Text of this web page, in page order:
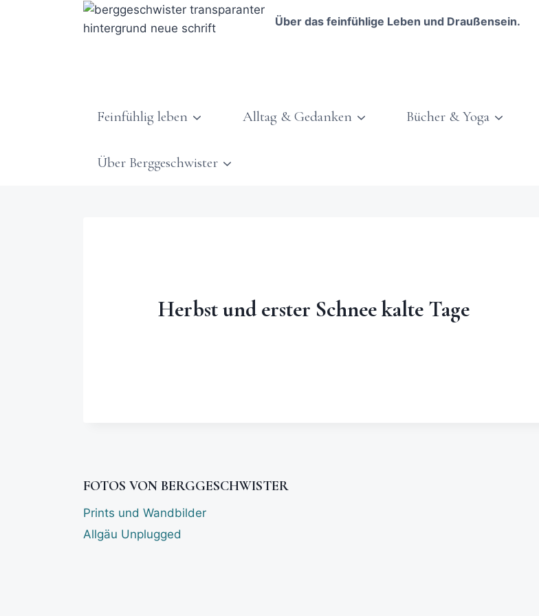
Über das feinfühlige Leben und Draußensein.
Feinfühlig leben Alltag & Gedanken Bücher & Yoga
Über Berggeschwister
Herbst und erster Schnee kalte Tage
FOTOS VON BERGGESCHWISTER
Prints und Wandbilder
Allgäu Unplugged